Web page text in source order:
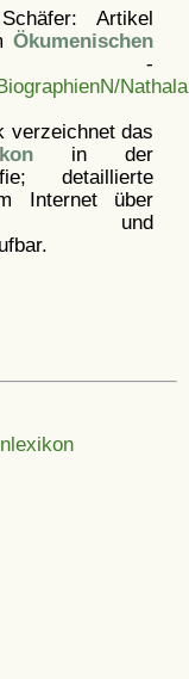
Artikel
Ökumenischen
verzeichnet das
in der
detaillierte
Internet über